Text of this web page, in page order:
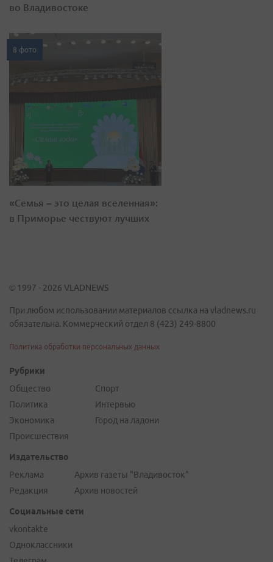
во Владивостоке
8 фото
«Семья – это целая вселенная»:
в Приморье чествуют лучших
© 1997 - 2026 VLADNEWS
При любом использовании материалов ссылка на vladnews.ru
обязательна. Коммерческий отдел 8 (423) 249-8800
Политика обработки персональных данных
Рубрики
Общество
Политика
Экономика
Происшествия
Спорт
Интервью
Город на ладони
Издательство
Реклама
Редакция
Архив газеты "Владивосток"
Архив новостей
Социальные сети
vkontakte
Одноклассники